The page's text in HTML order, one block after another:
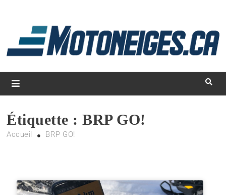
Magazine Motoneiges.ca
Étiquette :BRP GO!
Accueil BRP GO!